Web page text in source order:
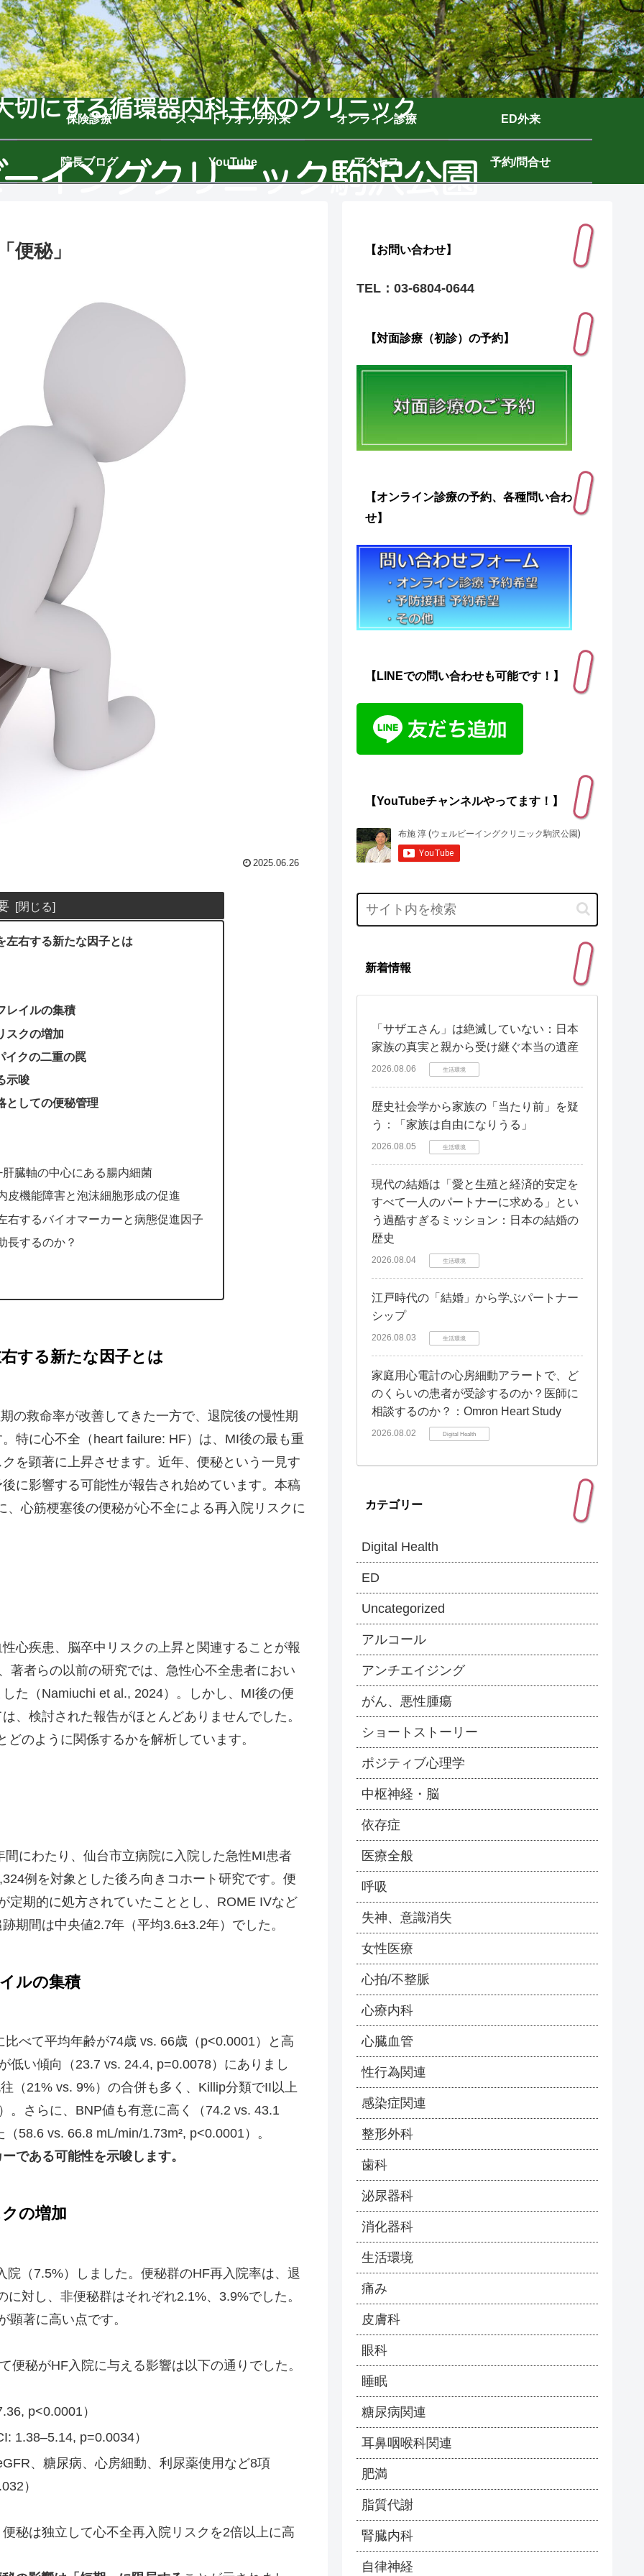
保険診療 スマートウォッチ外来 オンライン診療 ED外来
院長ブログ YouTube アクセス 予約/問合せ
便秘」
2025.06.26
左右する新たな因子とは
レイルの集積
スクの増加
イクの二重の罠
示唆
としての便秘管理
臓軸の中心にある腸内細菌
皮機能障害と泡沫細胞形成の促進
右するバイオマーカーと病態促進因子
長するのか？
する新たな因子とは
の救命率が改善してきた一方で、退院後の慢性期
特に心不全（heart failure: HF）は、MI後の最も重
を顕著に上昇させます。近年、便秘という一見す
に影響する可能性が報告され始めています。本稿
心筋梗塞後の便秘が心不全による再入院リスクに
心疾患、脳卒中リスクの上昇と関連することが報
著者らの以前の研究では、急性心不全患者におい
た（Namiuchi et al., 2024）。しかし、MI後の便
、検討された報告がほとんどありませんでした。
のように関係するかを解析しています。
にわたり、仙台市立病院に入院した急性MI患者
例を対象とした後ろ向きコホート研究です。便
定期的に処方されていたこととし、ROME IVなど
期間は中央値2.7年（平均3.6±3.2年）でした。
ルの集積
べて平均年齢が74歳 vs. 66歳（p<0.0001）と高
低い傾向（23.7 vs. 24.4, p=0.0078）にありまし
（21% vs. 9%）の合併も多く、Killip分類でII以上
。さらに、BNP値も有意に高く（74.2 vs. 43.1
58.6 vs. 66.8 mL/min/1.73m², p<0.0001）。
である可能性を示唆します。
の増加
（7.5%）しました。便秘群のHF再入院率は、退
対し、非便秘群はそれぞれ2.1%、3.9%でした。
著に高い点です。
秘がHF入院に与える影響は以下の通りでした。
p<0.0001）
1.38–5.14, p=0.0034）
、糖尿病、心房細動、利尿薬使用など8項
）
秘は独立して心不全再入院リスクを2倍以上に高
【お問い合わせ】
TEL：03-6804-0644
【対面診療（初診）の予約】
【オンライン診療の予約、各種問い合わ
せ】
【LINEでの問い合わせも可能です！】
【YouTubeチャンネルやってます！】
新着情報
「サザエさん」は絶滅していない：日本
家族の真実と親から受け継ぐ本当の遺産
2026.08.06 生活環境
歴史社会学から家族の「当たり前」を疑
う：「家族は自由になりうる」
2026.08.05 生活環境
現代の結婚は「愛と生殖と経済的安定を
すべて一人のパートナーに求める」とい
う過酷すぎるミッション：日本の結婚の
歴史
2026.08.04 生活環境
江戸時代の「結婚」から学ぶパートナー
シップ
2026.08.03 生活環境
家庭用心電計の心房細動アラートで、ど
のくらいの患者が受診するのか？医師に
相談するのか？：Omron Heart Study
2026.08.02 Digital Health
カテゴリー
Digital Health
ED
Uncategorized
アルコール
アンチエイジング
がん、悪性腫瘍
ショートストーリー
ポジティブ心理学
中枢神経・脳
依存症
医療全般
呼吸
失神、意識消失
女性医療
心拍/不整脈
心療内科
心臓血管
性行為関連
感染症関連
整形外科
歯科
泌尿器科
消化器科
生活環境
痛み
皮膚科
眼科
睡眠
糖尿病関連
耳鼻咽喉科関連
肥満
脂質代謝
腎臓内科
自律神経